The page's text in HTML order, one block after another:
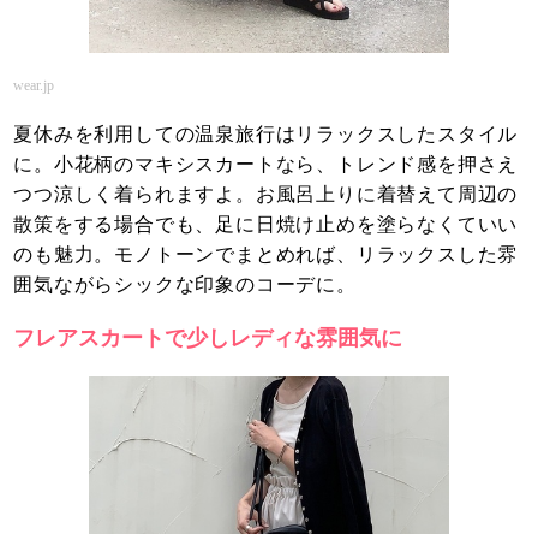
wear.jp
夏休みを利用しての温泉旅行はリラックスしたスタイル
に。小花柄のマキシスカートなら、トレンド感を押さえ
つつ涼しく着られますよ。お風呂上りに着替えて周辺の
散策をする場合でも、足に日焼け止めを塗らなくていい
のも魅力。モノトーンでまとめれば、リラックスした雰
囲気ながらシックな印象のコーデに。
フレアスカートで少しレディな雰囲気に